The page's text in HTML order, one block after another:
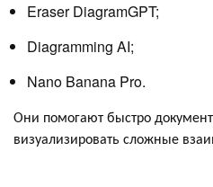
Eraser DiagramGPT;
Diagramming AI;
Nano Banana Pro.
Они помогают быстро
визуализировать сложные